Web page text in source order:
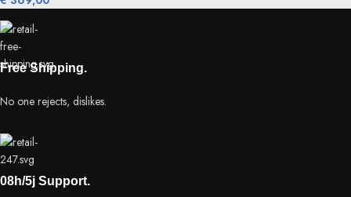
Free Shipping.
No one rejects, dislikes.
08h/5j Support.